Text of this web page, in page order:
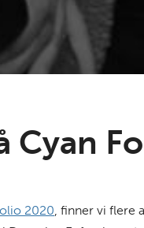
Cyan
2020 , finner vi